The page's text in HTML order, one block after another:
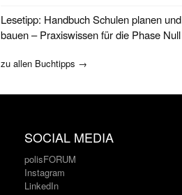
Lesetipp: Handbuch Schulen planen und
bauen – Praxiswissen für die Phase Null
zu allen Buchtipps →
SOCIAL MEDIA
polisFORUM
Instagram
LinkedIn